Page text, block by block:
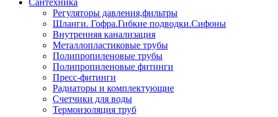
Сантехника
Регуляторы давления,фильтры
Шланги. Гофра.Гибкие подводки.Сифоны
Внутренняя канализация
Металлопластиковые трубы
Полипропиленовые трубы
Полипропиленовые фитинги
Пресс-фитинги
Радиаторы и комплектующие
Счетчики для воды
Термоизоляция труб